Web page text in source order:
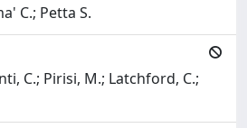
C.; Petta S.
C.; Pirisi, M.; Latchford, C.;